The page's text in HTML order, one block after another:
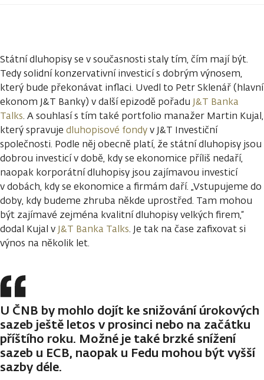
Státní dluhopisy se v současnosti staly tím, čím mají být.
Tedy solidní konzervativní investicí s dobrým výnosem,
který bude překonávat inflaci. Uvedl to Petr Sklenář (hlavní
ekonom J&T Banky) v další epizodě pořadu J&T Banka
Talks. A souhlasí s tím také portfolio manažer Martin Kujal,
který spravuje dluhopisové fondyv J&T Investiční
společnosti. Podle něj obecně platí, že státní dluhopisy jsou
dobrou investicí v době, kdy se ekonomice příliš nedaří,
naopak korporátní dluhopisy jsou zajímavou investicí
v dobách, kdy se ekonomice a firmám daří. „Vstupujeme do
doby, kdy budeme zhruba někde uprostřed. Tam mohou
být zajímavé zejména kvalitní dluhopisy velkých firem,“
dodal Kujal v J&T Banka Talks. Je tak na čase zafixovat si
výnos na několik let.
U ČNB by mohlo dojít ke snižování úrokových
sazeb ještě letos v prosinci nebo na začátku
příštího roku. Možné je také brzké snížení
sazeb u ECB, naopak u Fedu mohou být vyšší
sazby déle.